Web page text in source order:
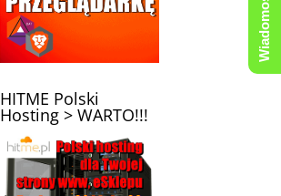
HITME Polski
Hosting > WARTO!!!
Wiadomości